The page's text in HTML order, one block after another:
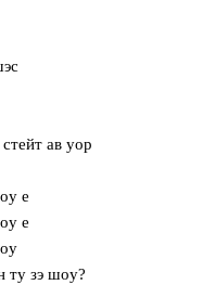
ав уор
е
е
ту зэ шoу?